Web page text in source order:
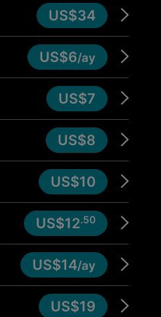
US$34
US$6/ay
US$7
US$8
US$10
US$12.50
US$14/ay
US$19